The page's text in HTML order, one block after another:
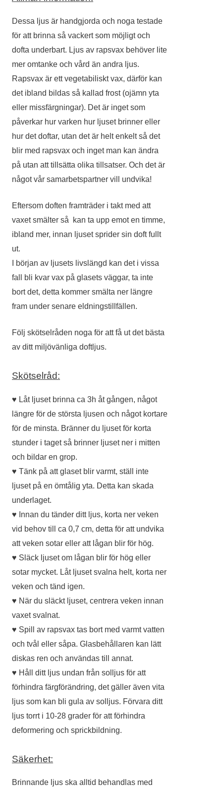
Dessa ljus är handgjorda och noga testade
för att brinna så vackert som möjligt och
dofta underbart. Ljus av rapsvax behöver lite
mer omtanke och vård än andra ljus.
Rapsvax är ett vegetabiliskt vax, därför kan
det ibland bildas så kallad frost (ojämn yta
eller missfärgningar). Det är inget som
påverkar hur varken hur ljuset brinner eller
hur det doftar, utan det är helt enkelt så det
blir med rapsvax och inget man kan ändra
på utan att tillsätta olika tillsatser. Och det är
något vår samarbetspartner vill undvika!
Eftersom doften framträder i takt med att
vaxet smälter så kan ta upp emot en timme,
ibland mer, innan ljuset sprider sin doft fullt
ut.
I början av ljusets livslängd kan det i vissa
fall bli kvar vax på glasets väggar, ta inte
bort det, detta kommer smälta ner längre
fram under senare eldningstillfällen.
Följ skötselråden noga för att få ut det bästa
av ditt miljövänliga doftljus.
Skötselråd:
♥ Låt ljuset brinna ca 3h åt gången, något
längre för de största ljusen och något kortare
för de minsta. Bränner du ljuset för korta
stunder i taget så brinner ljuset ner i mitten
och bildar en grop.
♥ Tänk på att glaset blir varmt, ställ inte
ljuset på en ömtålig yta. Detta kan skada
underlaget.
♥ Innan du tänder ditt ljus, korta ner veken
vid behov till ca 0,7 cm, detta för att undvika
att veken sotar eller att lågan blir för hög.
♥ Släck ljuset om lågan blir för hög eller
sotar mycket. Låt ljuset svalna helt, korta ner
veken och tänd igen.
♥ När du släckt ljuset, centrera veken innan
vaxet svalnat.
♥ Spill av rapsvax tas bort med varmt vatten
och tvål eller såpa. Glasbehållaren kan lätt
diskas ren och användas till annat.
♥ Håll ditt ljus undan från solljus för att
förhindra färgförändring, det gäller även vita
ljus som kan bli gula av solljus. Förvara ditt
ljus torrt i 10-28 grader för att förhindra
deformering och sprickbildning.
Säkerhet:
Brinnande ljus ska alltid behandlas med